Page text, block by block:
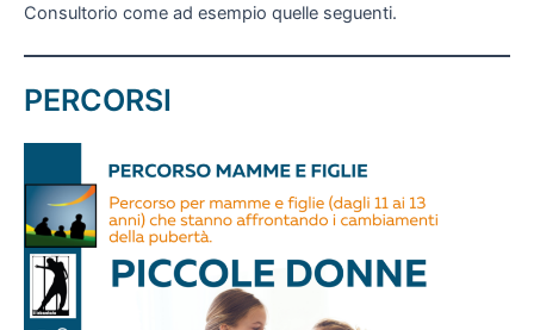
Consultorio come ad esempio quelle seguenti.
PERCORSI